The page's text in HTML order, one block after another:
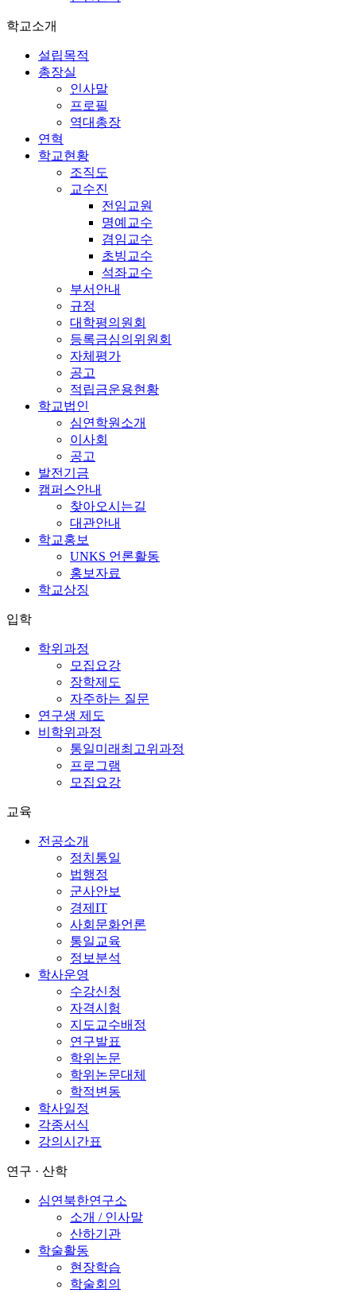
학교소개
설립목적
총장실
인사말
프로필
역대총장
연혁
학교현황
조직도
교수진
전임교원
명예교수
겸임교수
초빙교수
석좌교수
부서안내
규정
대학평의원회
등록금심의위원회
자체평가
공고
적립금운용현황
학교법인
심연학원소개
이사회
공고
발전기금
캠퍼스안내
찾아오시는길
대관안내
학교홍보
UNKS 언론활동
홍보자료
학교상징
입학
학위과정
모집요강
장학제도
자주하는 질문
연구생 제도
비학위과정
통일미래최고위과정
프로그램
모집요강
교육
전공소개
정치통일
법행정
군사안보
경제IT
사회문화언론
통일교육
정보분석
학사운영
수강신청
자격시험
지도교수배정
연구발표
학위논문
학위논문대체
학적변동
학사일정
각종서식
강의시간표
연구 · 산학
심연북한연구소
소개 / 인사말
산하기관
학술활동
현장학습
학술회의